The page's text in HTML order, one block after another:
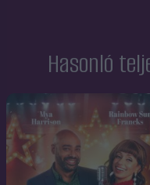
Hasonló